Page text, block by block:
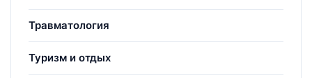
Травматология
Туризм и отдых